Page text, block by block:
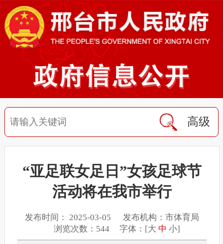
高级
“亚足联女足日”女孩足球节
活动将在我市举行
发布时间： 2025-03-05 发布机构：市体育局
浏览次数：544 字体：[大 中 小]